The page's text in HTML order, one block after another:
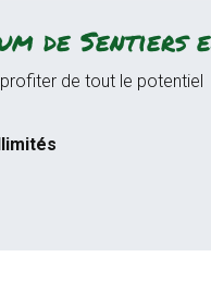
de Sentiers
de tout le potentiel